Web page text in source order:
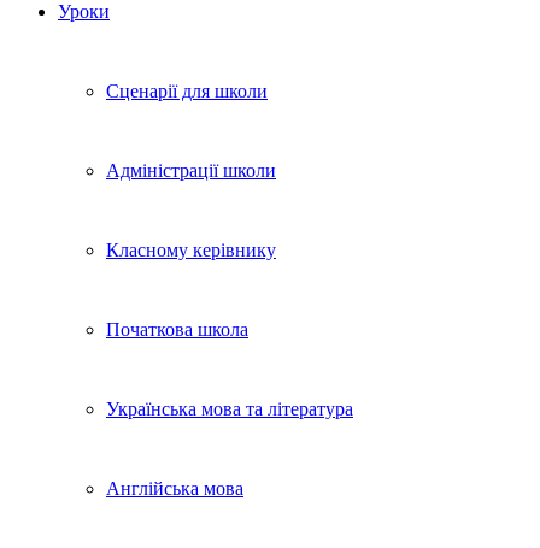
Уроки
Сценарії для школи
Адміністрації школи
Класному керівнику
Початкова школа
Українська мова та література
Англійська мова